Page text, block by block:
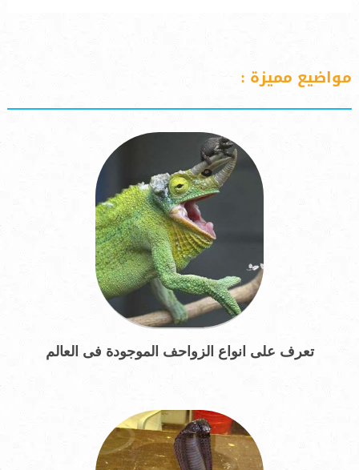
مواضيع مميزة :
تعرف على انواع الزواحف الموجودة فى العالم